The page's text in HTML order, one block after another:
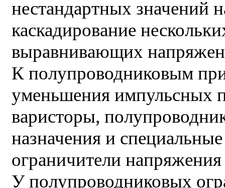
нестандартных значений
каскадирование
выравнивающих
К полупроводниковым
уменьшения импульсных
варисторы,
назначения и
ограничители
У полупроводниковых